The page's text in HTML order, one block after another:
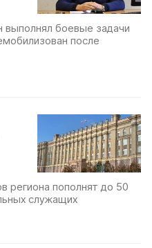
боевые задачи
после
региона пополнят до 50
служащих